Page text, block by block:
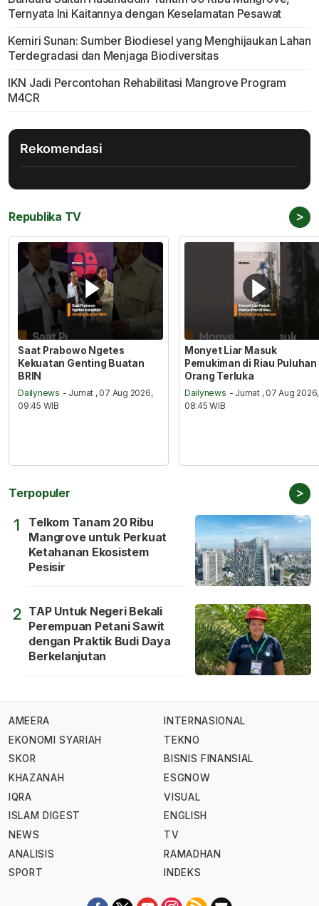
Ternyata Ini Kaitannya dengan Keselamatan Pesawat
Kemiri Sunan: Sumber Biodiesel yang Menghijaukan Lahan
Terdegradasi dan Menjaga Biodiversitas
IKN Jadi Percontohan Rehabilitasi Mangrove Program
M4CR
Rekomendasi
Republika TV >
Saat Prabowo Ngetes
Kekuatan Genting Buatan
BRIN
Dailynews - Jumat , 07 Aug 2026,
09:45 WIB
Monyet Liar Masuk
Pemukiman di Riau Puluhan
Orang Terluka
Dailynews - Jumat , 07 Aug 2026,
08:45 WIB
Terpopuler >
1
Telkom Tanam 20 Ribu
Mangrove untuk Perkuat
Ketahanan Ekosistem
Pesisir
2 TAP Untuk Negeri Bekali
Perempuan Petani Sawit
dengan Praktik Budi Daya
Berkelanjutan
AMEERA
EKONOMI SYARIAH
SKOR
KHAZANAH
IQRA
ISLAM DIGEST
NEWS
ANALISIS
SPORT
INTERNASIONAL
TEKNO
BISNIS FINANSIAL
ESGNOW
VISUAL
ENGLISH
TV
RAMADHAN
INDEKS